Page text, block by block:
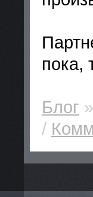
пока,
Блог »
/